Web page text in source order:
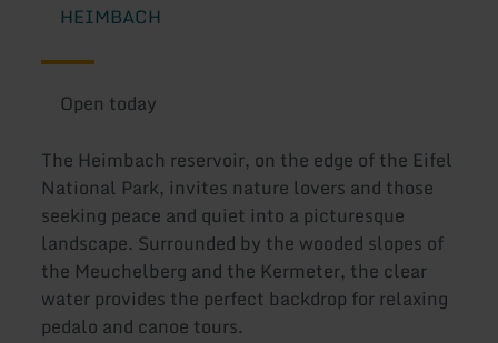
HEIMBACH
Open today
The Heimbach reservoir, on the edge of the Eifel
National Park, invites nature lovers and those
seeking peace and quiet into a picturesque
landscape. Surrounded by the wooded slopes of
the Meuchelberg and the Kermeter, the clear
water provides the perfect backdrop for relaxing
pedalo and canoe tours.